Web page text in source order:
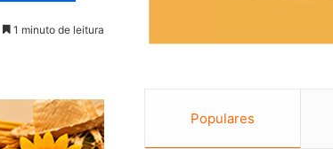
1 minuto de leitura
Populares